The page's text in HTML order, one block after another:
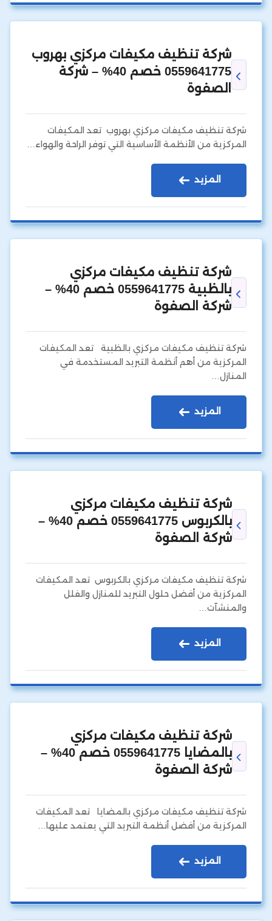
شركة تنظيف مكيفات مركزي بهروب
0559641775 خصم 40% – شركة
الصفوة
شركة تنظيف مكيفات مركزي بهروب تعد المكيفات
المركزية من الأنظمة الأساسية التي توفر الراحة والهواء…
المزيد
شركة تنظيف مكيفات مركزي
بالظبية 0559641775 خصم 40% –
شركة الصفوة
شركة تنظيف مكيفات مركزي بالظبية تعد المكيفات
المركزية من أهم أنظمة التبريد المستخدمة في
المنازل…
المزيد
شركة تنظيف مكيفات مركزي
بالكربوس 0559641775 خصم 40% –
شركة الصفوة
شركة تنظيف مكيفات مركزي بالكربوس تعد المكيفات
المركزية من أفضل حلول التبريد للمنازل والفلل
والمنشآت…
المزيد
شركة تنظيف مكيفات مركزي
بالمضايا 0559641775 خصم 40% –
شركة الصفوة
شركة تنظيف مكيفات مركزي بالمضايا تعد المكيفات
المركزية من أفضل أنظمة التبريد التي يعتمد عليها…
المزيد